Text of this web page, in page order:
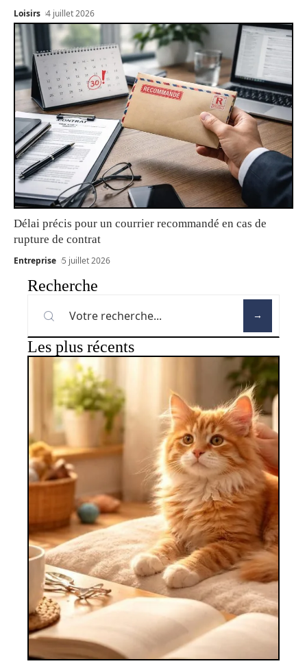
Loisirs 4 juillet 2026
Délai précis pour un courrier recommandé en cas de
rupture de contrat
Entreprise 5 juillet 2026
Recherche
Les plus récents